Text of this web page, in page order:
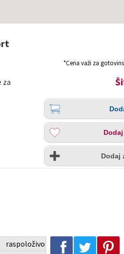
za
*Cena važi za
Količina
Dodaj
korpu
Dodaj
listu
želja
Uporedi
Dodaj
raspoloživo
Podeli na Facebook-u Podeli na Twitter-u Podeli na Pinterest-u